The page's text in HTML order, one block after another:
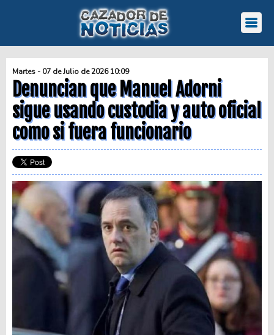
Martes - 07 de Julio de 2026 10:09
Denuncian que Manuel Adorni
sigue usando custodia y auto oficial
como si fuera funcionario